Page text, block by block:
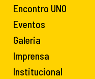
Encontro UNO
Eventos
Galeria
Imprensa
Institucional